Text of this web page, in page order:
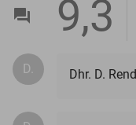
9,3
D. Dhr. D.